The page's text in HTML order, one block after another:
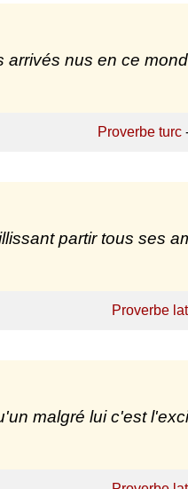
arrivés nus en ce
Proverbe turc
partir tous ses
Proverbe
malgré lui c'est